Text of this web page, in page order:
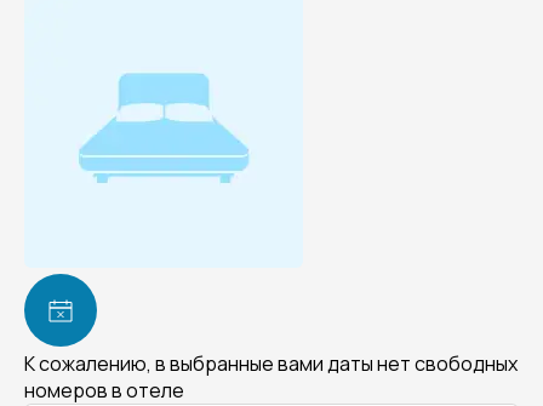
К сожалению, в выбранные вами даты нет свободных
номеров в отеле